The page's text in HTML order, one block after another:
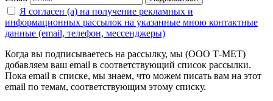
Я согласен (а) на получение рекламных и
информационных рассылок на указанные мною контактные
данные (email, телефон, мессенджеры)
Когда вы подписываетесь на рассылку, мы (ООО Т-МЕТ)
добавляем ваш email в соответствующий список рассылки.
Пока email в списке, мы знаем, что можем писать вам на этот
email по темам, соответствующим этому списку.